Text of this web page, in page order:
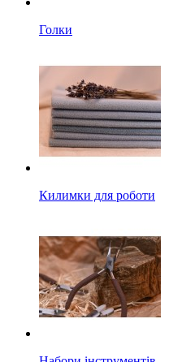
Голки
Килимки для роботи